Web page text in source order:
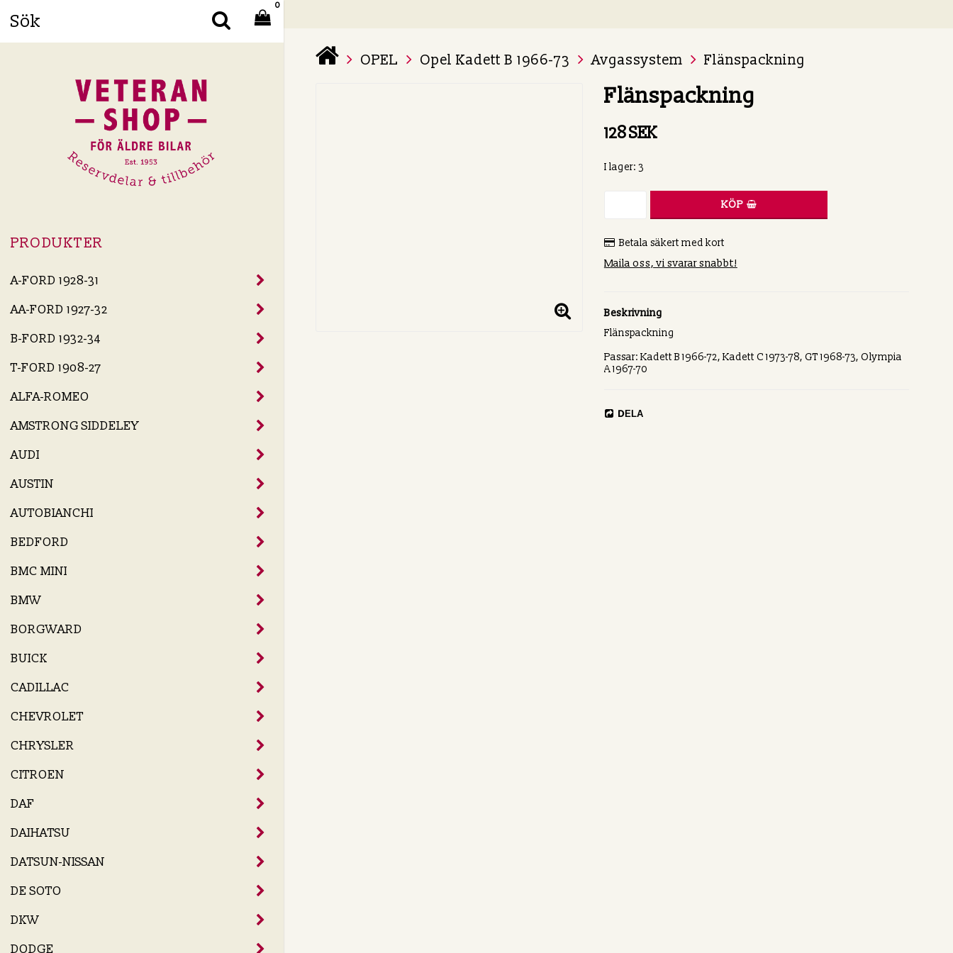
0
Din varukorg är tom
PRODUKTER
A-FORD 1928-31
AA-FORD 1927-32
B-FORD 1932-34
T-FORD 1908-27
ALFA-ROMEO
AMSTRONG SIDDELEY
AUDI
AUSTIN
AUTOBIANCHI
BEDFORD
BMC MINI
BMW
BORGWARD
BUICK
CADILLAC
CHEVROLET
CHRYSLER
CITROEN
DAF
DAIHATSU
DATSUN-NISSAN
DE SOTO
DKW
DODGE
OPEL Opel Kadett B 1966-73 Avgassystem Flänspackning
Flänspackning
128 SEK
I lager: 3
KÖP
Betala säkert med kort
Maila oss, vi svarar snabbt!
Beskrivning
Flänspackning
Passar: Kadett B 1966-72, Kadett C 1973-78, GT 1968-73, Olympia
A 1967-70
DELA